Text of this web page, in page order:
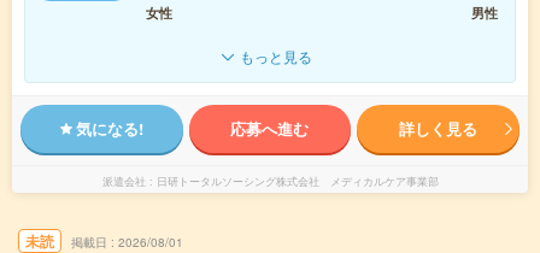
女性
男性
もっと見る
気になる! 応募へ進む 詳しく見る
派遣会社 日研トータルソーシング株式会社 メディカルケア事業部
未読 掲載日 2026/08/01